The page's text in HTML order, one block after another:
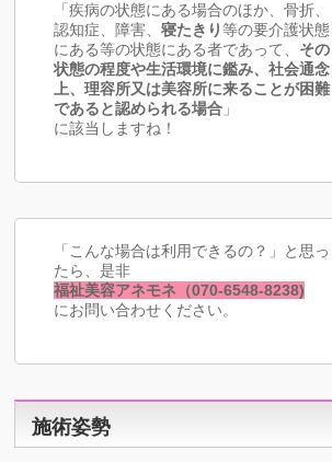
「疾病の状態にある場合のほか、骨折、
認知症、障害、寝たきり等の要介護状態
にある等の状態にある者であって、 その
状態の程度や生活環境に鑑み、社会通念
上、理容所又は美容所に来ることが困難
であると認められる場合 」
に該当しますね！
「こんな場合は利用できるの？」と思っ
たら、是非
福祉美容アネモネ（070-6548-8238)
にお問い合わせください。
施術姿勢